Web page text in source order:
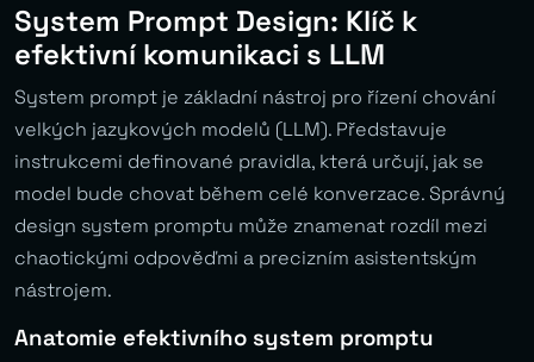
System Prompt Design: Klíč k
efektivní komunikaci s LLM
System prompt je základní nástroj pro řízení chování
velkých jazykových modelů (LLM). Představuje
instrukcemi definované pravidla, která určují, jak se
model bude chovat během celé konverzace. Správný
design system promptu může znamenat rozdíl mezi
chaotickými odpověďmi a precizním asistentským
nástrojem.
Anatomie efektivního system promptu